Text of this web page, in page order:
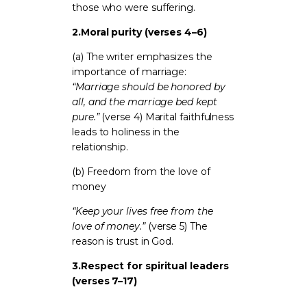
those who were suffering.
2.Moral purity (verses 4–6)
(a) The writer emphasizes the
importance of marriage:
“Marriage should be honored by
all, and the marriage bed kept
pure.”(verse 4) Marital faithfulness
leads to holiness in the
relationship.
(b) Freedom from the love of
money
“Keep your lives free from the
love of money.”(verse 5) The
reason is trust in God.
3.Respect for spiritual leaders
(verses 7–17)